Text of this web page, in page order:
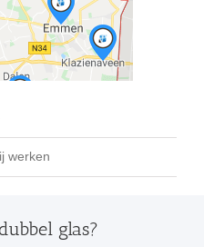
werken
glas?